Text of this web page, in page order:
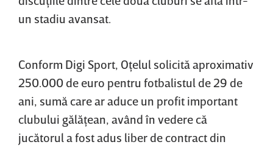
un stadiu avansat.
Conform Digi Sport, Oţelul solicită aproximativ
250.000 de euro pentru fotbalistul de 29 de
ani, sumă care ar aduce un profit important
clubului gălăţean, având în vedere că
jucătorul a fost adus liber de contract din